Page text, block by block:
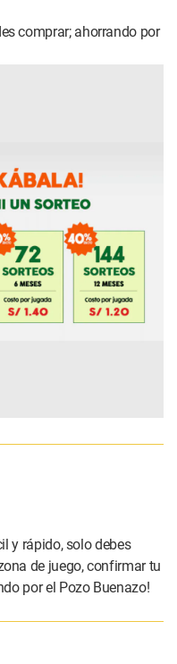
comprar; ahorrando por
y rápido, solo debes
de juego, confirmar tu
por el Pozo Buenazo!